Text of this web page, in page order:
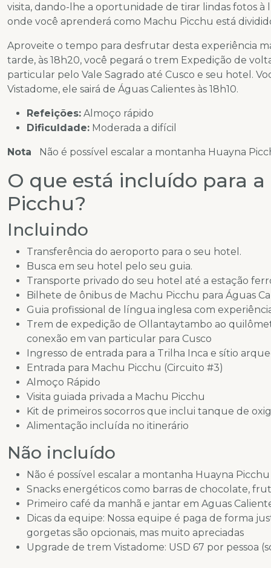
visita, dando-lhe a oportunidade de tirar lindas fotos
onde você aprenderá como Machu Picchu está
Aproveite o tempo para desfrutar desta experiência
tarde, às 18h20, você pegará o trem Expedição de
particular pelo Vale Sagrado até Cusco e seu hotel.
Vistadome, ele sairá de Águas Calientes às 18h10.
Refeições: Almoço rápido
Dificuldade: Moderada a difícil
Nota Não é possível escalar a montanha Huayna
O que está incluído para
Picchu?
Incluindo
Transferência do aeroporto para o seu hotel.
Busca em seu hotel pelo seu guia.
Transporte privado do seu hotel até a estação
Bilhete de ônibus de Machu Picchu para Águas
Guia profissional de língua inglesa com
Trem de expedição de Ollantaytambo ao
conexão em van particular para Cusco
Ingresso de entrada para a Trilha Inca e sítio
Entrada para Machu Picchu (Circuito #3)
Almoço Rápido
Visita guiada privada a Machu Picchu
Kit de primeiros socorros que inclui tanque de
Alimentação incluída no itinerário
Não incluído
Não é possível escalar a montanha Huayna
Snacks energéticos como barras de chocolate,
Primeiro café da manhã e jantar em Aguas
Dicas da equipe: Nossa equipe é paga de forma
gorgetas são opcionais, mas muito apreciadas
Upgrade de trem Vistadome: USD 67 por pessoa